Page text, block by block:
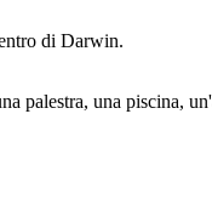
di Darwin.
palestra, una piscina,